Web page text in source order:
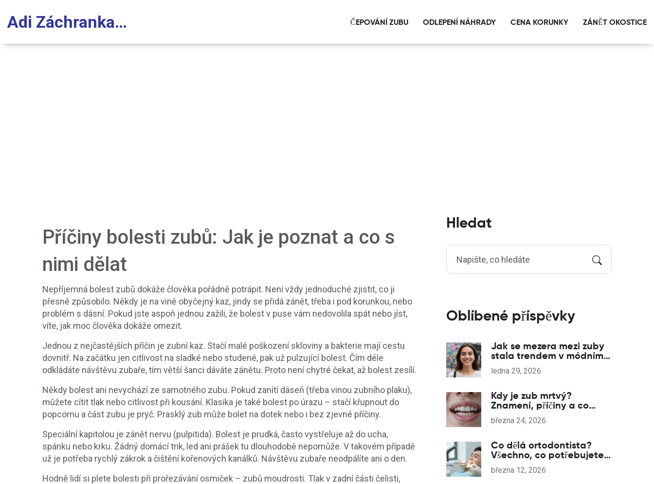
Adi Záchranka Stomatologie ČEPOVÁNÍ ZUBU ODLEPENÍ NÁHRADY CENA KORUNKY ZÁNĚT OKOSTICE
Příčiny bolesti zubů: Jak je poznat a co s
nimi dělat
Nepříjemná bolest zubů dokáže člověka pořádně potrápit. Není vždy jednoduché zjistit, co ji
přesně způsobilo. Někdy je na vině obyčejný kaz, jindy se přidá zánět, třeba i pod korunkou, nebo
problém s dásní. Pokud jste aspoň jednou zažili, že bolest v puse vám nedovolila spát nebo jíst,
víte, jak moc člověka dokáže omezit.
Jednou z nejčastějších příčin je zubní kaz. Stačí malé poškození skloviny a bakterie mají cestu
dovnitř. Na začátku jen citlivost na sladké nebo studené, pak už pulzující bolest. Čím déle
odkládáte návštěvu zubaře, tím větší šanci dáváte zánětu. Proto není chytré čekat, až bolest zesílí.
Někdy bolest ani nevychází ze samotného zubu. Pokud zanítí dáseň (třeba vinou zubního plaku),
můžete cítit tlak nebo citlivost při kousání. Klasika je také bolest po úrazu – stačí křupnout do
popcornu a část zubu je pryč. Prasklý zub může bolet na dotek nebo i bez zjevné příčiny.
Speciální kapitolou je zánět nervu (pulpitida). Bolest je prudká, často vystřeluje až do ucha,
spánku nebo krku. Žádný domácí trik, led ani prášek tu dlouhodobě nepomůže. V takovém případě
už je potřeba rychlý zákrok a čištění kořenových kanálků. Návštěvu zubaře neodpálíte ani o den.
Hodně lidí si plete bolesti při prořezávání osmiček – zubů moudrosti. Tlak v zadní části čelisti,
Hledat
Oblíbené příspěvky
Jak se mezera mezi zuby
stala trendem v módním
průmyslu
ledna 29, 2026
Kdy je zub mrtvý?
Znamení, příčiny a co
dělat, když zub přestane
reagovat
března 24, 2026
Co dělá ortodontista?
Všechno, co potřebujete
vědět o fixních rovnátkách
března 12, 2026